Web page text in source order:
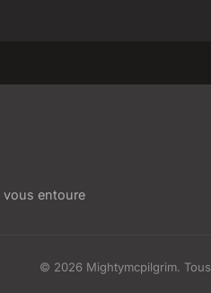
vous entoure
© 2026 Mightymcpilgrim.